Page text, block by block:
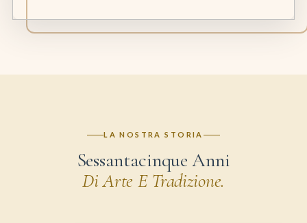
LA NOSTRA STORIA
Sessantacinque Anni
Di Arte E Tradizione.